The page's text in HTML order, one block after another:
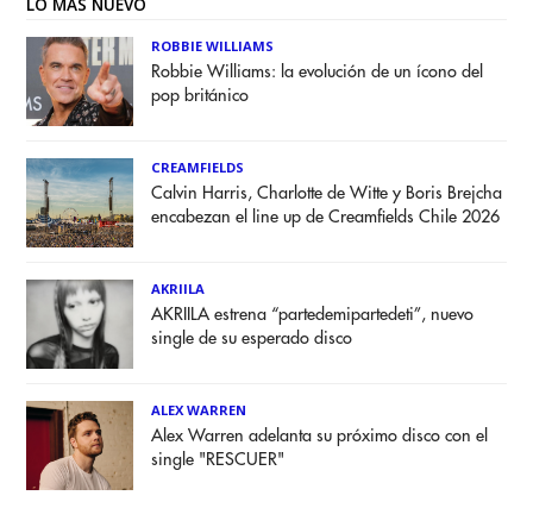
LO MÁS NUEVO
ROBBIE WILLIAMS
Robbie Williams: la evolución de un ícono del
pop británico
CREAMFIELDS
Calvin Harris, Charlotte de Witte y Boris Brejcha
encabezan el line up de Creamfields Chile 2026
AKRIILA
AKRIILA estrena “partedemipartedeti”, nuevo
single de su esperado disco
ALEX WARREN
Alex Warren adelanta su próximo disco con el
single "RESCUER"